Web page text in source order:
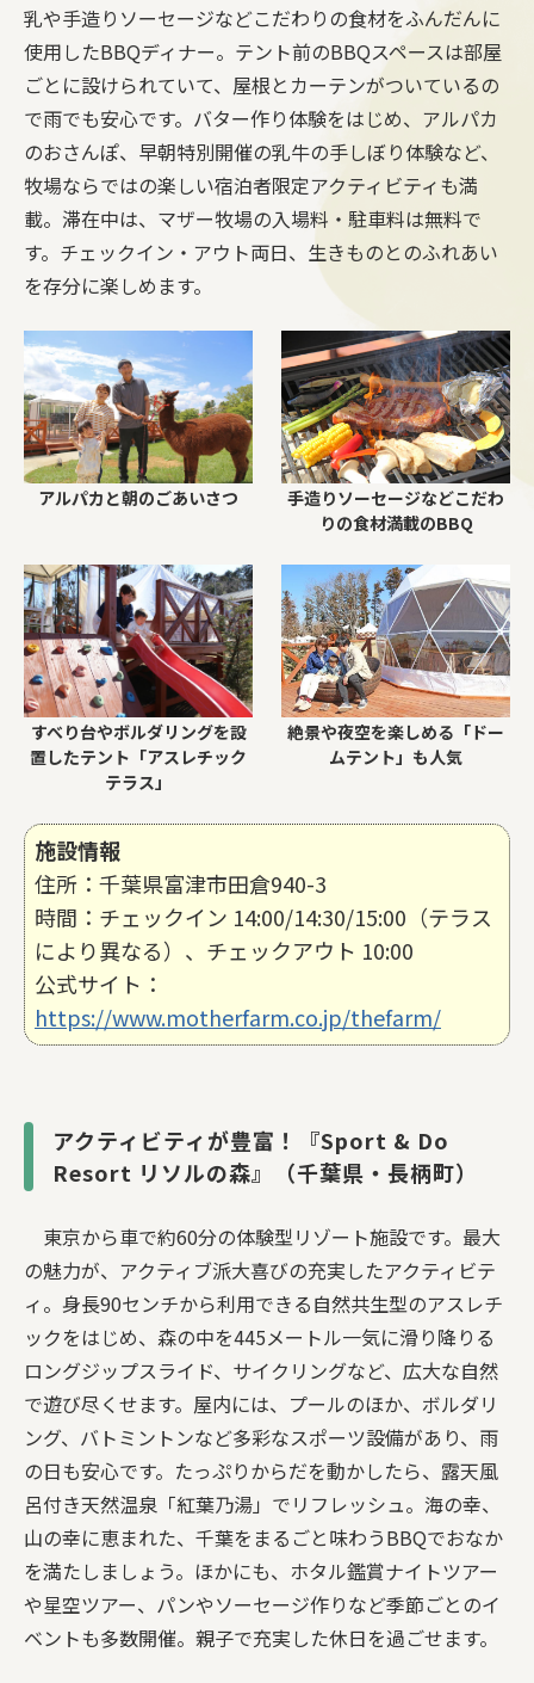
乳や手造りソーセージなどこだわりの食材をふんだんに
使用したBBQディナー。テント前のBBQスペースは部屋
ごとに設けられていて、屋根とカーテンがついているの
で雨でも安心です。バター作り体験をはじめ、アルパカ
のおさんぽ、早朝特別開催の乳牛の手しぼり体験など、
牧場ならではの楽しい宿泊者限定アクティビティも満
載。滞在中は、マザー牧場の入場料・駐車料は無料で
す。チェックイン・アウト両日、生きものとのふれあい
を存分に楽しめます。
アルパカと朝のごあいさつ
手造りソーセージなどこだわ
りの食材満載のBBQ
すべり台やボルダリングを設
置したテント「アスレチック
テラス」
絶景や夜空を楽しめる「ドー
ムテント」も人気
施設情報
住所：千葉県富津市田倉940-3
時間：チェックイン 14:00/14:30/15:00（テラス
により異なる）、チェックアウト 10:00
公式サイト：
https://www.motherfarm.co.jp/thefarm/
アクティビティが豊富！『Sport & Do
Resort リソルの森』（千葉県・長柄町）
東京から車で約60分の体験型リゾート施設です。最大
の魅力が、アクティブ派大喜びの充実したアクティビテ
ィ。身長90センチから利用できる自然共生型のアスレチ
ックをはじめ、森の中を445メートル一気に滑り降りる
ロングジップスライド、サイクリングなど、広大な自然
で遊び尽くせます。屋内には、プールのほか、ボルダリ
ング、バトミントンなど多彩なスポーツ設備があり、雨
の日も安心です。たっぷりからだを動かしたら、露天風
呂付き天然温泉「紅葉乃湯」でリフレッシュ。海の幸、
山の幸に恵まれた、千葉をまるごと味わうBBQでおなか
を満たしましょう。ほかにも、ホタル鑑賞ナイトツアー
や星空ツアー、パンやソーセージ作りなど季節ごとのイ
ベントも多数開催。親子で充実した休日を過ごせます。